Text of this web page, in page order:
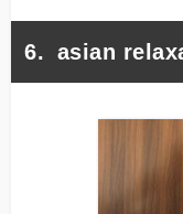
asian